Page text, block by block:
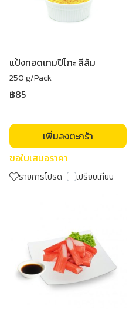
แป้งทอดเทมปิโกะ สีส้ม
250 g/Pack
฿85
เพิ่มลงตะกร้า
ขอใบเสนอราคา
รายการโปรด เปรียบเทียบ